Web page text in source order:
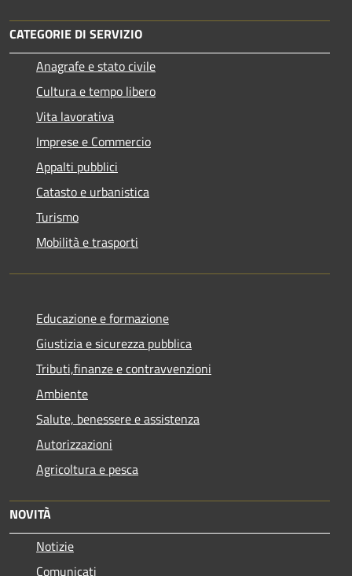
CATEGORIE DI SERVIZIO
Anagrafe e stato civile
Cultura e tempo libero
Vita lavorativa
Imprese e Commercio
Appalti pubblici
Catasto e urbanistica
Turismo
Mobilità e trasporti
Educazione e formazione
Giustizia e sicurezza pubblica
Tributi,finanze e contravvenzioni
Ambiente
Salute, benessere e assistenza
Autorizzazioni
Agricoltura e pesca
NOVITÀ
Notizie
Comunicati